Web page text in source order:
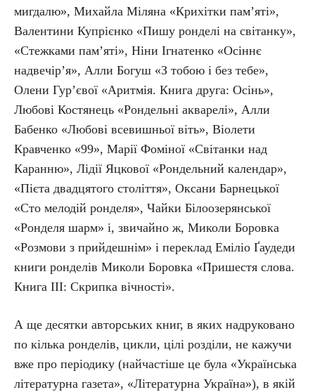
мигдалю», Михайла Міляна «Крихітки пам’яті»,
Валентини Купрієнко «Пишу ронделі на світанку»,
«Стежками пам’яті», Ніни Ігнатенко «Осіннє
надвечір’я», Алли Богуш «З тобою і без тебе»,
Олени Гур’євої «Аритмія. Книга друга: Осінь»,
Любові Костянець «Рондельні акварелі», Алли
Бабенко «Любові всевишньої віть», Віолети
Кравченко «99», Марії Фоміної «Світанки над
Каранню», Лідії Яцкової «Рондельний календар»,
«Пієта двадцятого століття», Оксани Барнецької
«Сто мелодій ронделя», Чайки Білоозерянської
«Ронделя шарм» і, звичайно ж, Миколи Боровка
«Розмови з прийдешнім» і переклад Еміліо Ґаудеди
книги ронделів Миколи Боровка «Пришестя слова.
Книга ІІІ: Скрипка вічності».
А ще десятки авторських книг, в яких надруковано
по кілька ронделів, цикли, цілі розділи, не кажучи
вже про періодику (найчастіше це була «Українська
літературна газета», «Літературна Україна»), в якій